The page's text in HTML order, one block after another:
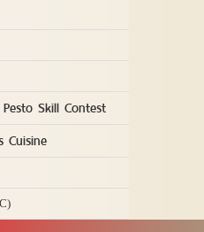
Skill Contest
Cuisine